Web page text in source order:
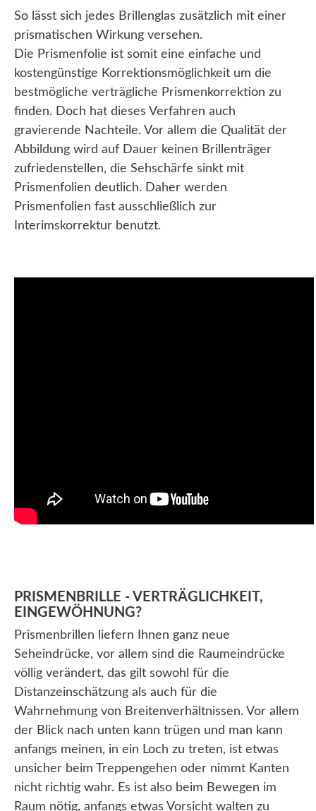
So lässt sich jedes Brillenglas zusätzlich mit einer
prismatischen Wirkung versehen.
Die Prismenfolie ist somit eine einfache und
kostengünstige Korrektionsmöglichkeit um die
bestmögliche verträgliche Prismenkorrektion zu
finden. Doch hat dieses Verfahren auch
gravierende Nachteile. Vor allem die Qualität der
Abbildung wird auf Dauer keinen Brillenträger
zufriedenstellen, die Sehschärfe sinkt mit
Prismenfolien deutlich. Daher werden
Prismenfolien fast ausschließlich zur
Interimskorrektur benutzt.
PRISMENBRILLE - VERTRÄGLICHKEIT,
EINGEWÖHNUNG?
Prismenbrillen liefern Ihnen ganz neue
Seheindrücke, vor allem sind die Raumeindrücke
völlig verändert, das gilt sowohl für die
Distanzeinschätzung als auch für die
Wahrnehmung von Breitenverhältnissen. Vor allem
der Blick nach unten kann trügen und man kann
anfangs meinen, in ein Loch zu treten, ist etwas
unsicher beim Treppengehen oder nimmt Kanten
nicht richtig wahr. Es ist also beim Bewegen im
Raum nötig, anfangs etwas Vorsicht walten zu